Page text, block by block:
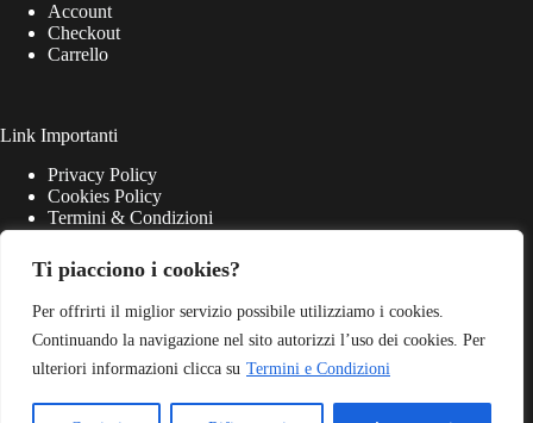
Ti piacciono i cookies?
Per offrirti il miglior servizio possibile utilizziamo i cookies.
Continuando la navigazione nel sito autorizzi l’uso dei cookies. Per
ulteriori informazioni clicca su Termini e Condizioni
Account
Checkout
Carrello
Link Importanti
Privacy Policy
Cookies Policy
Termini & Condizioni